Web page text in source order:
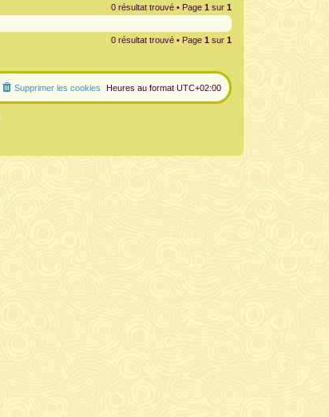
0 résultat trouvé • Page 1 sur 1
0 résultat trouvé • Page 1 sur 1
Heures au format UTC+02:00
Supprimer les cookies